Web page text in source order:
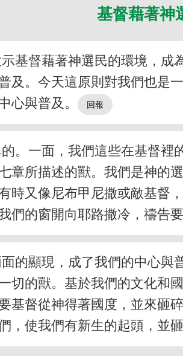
基督藉著
基督藉著神選民的環境，成
及。今天這原則對我們也是
心與普及。
。一面，我們這些在基督裡
章所描述的獸。我們是神的
時又像尼布甲尼撒或敵基督
們的窗開向耶路撒冷，禱告
的顯現，成了我們的中心與
切的獸。基於我們的文化和
基督從神得著國度，並來砸
，使我們有新生的起頭，並